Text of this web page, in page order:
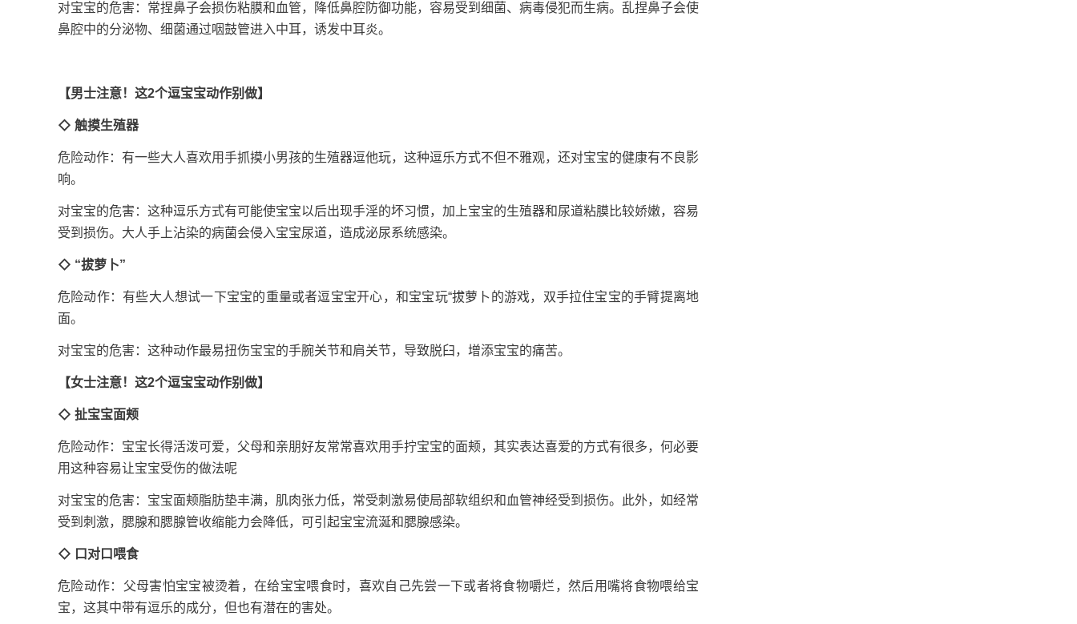
对宝宝的危害：常捏鼻子会损伤粘膜和血管，降低鼻腔防御功能，容易受到细菌、病毒侵犯而生病。乱捏鼻子会使
鼻腔中的分泌物、细菌通过咽鼓管进入中耳，诱发中耳炎。
【男士注意！这2个逗宝宝动作别做】
◇ 触摸生殖器
危险动作：有一些大人喜欢用手抓摸小男孩的生殖器逗他玩，这种逗乐方式不但不雅观，还对宝宝的健康有不良影
响。
对宝宝的危害：这种逗乐方式有可能使宝宝以后出现手淫的坏习惯，加上宝宝的生殖器和尿道粘膜比较娇嫩，容易
受到损伤。大人手上沾染的病菌会侵入宝宝尿道，造成泌尿系统感染。
◇ “拔萝卜”
危险动作：有些大人想试一下宝宝的重量或者逗宝宝开心，和宝宝玩“拔萝卜的游戏，双手拉住宝宝的手臂提离地
面。
对宝宝的危害：这种动作最易扭伤宝宝的手腕关节和肩关节，导致脱臼，增添宝宝的痛苦。
【女士注意！这2个逗宝宝动作别做】
◇ 扯宝宝面颊
危险动作：宝宝长得活泼可爱，父母和亲朋好友常常喜欢用手拧宝宝的面颊，其实表达喜爱的方式有很多，何必要
用这种容易让宝宝受伤的做法呢
对宝宝的危害：宝宝面颊脂肪垫丰满，肌肉张力低，常受刺激易使局部软组织和血管神经受到损伤。此外，如经常
受到刺激，腮腺和腮腺管收缩能力会降低，可引起宝宝流涎和腮腺感染。
◇ 口对口喂食
危险动作：父母害怕宝宝被烫着，在给宝宝喂食时，喜欢自己先尝一下或者将食物嚼烂，然后用嘴将食物喂给宝
宝，这其中带有逗乐的成分，但也有潜在的害处。